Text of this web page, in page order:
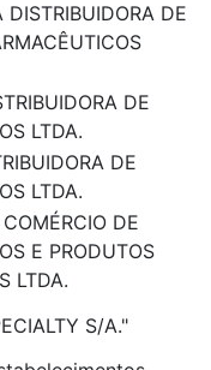
DISTRIBUIDORA DE
DE
LTDA.
DE
LTDA.
DE
E PRODUTOS
LTDA.
S/A."